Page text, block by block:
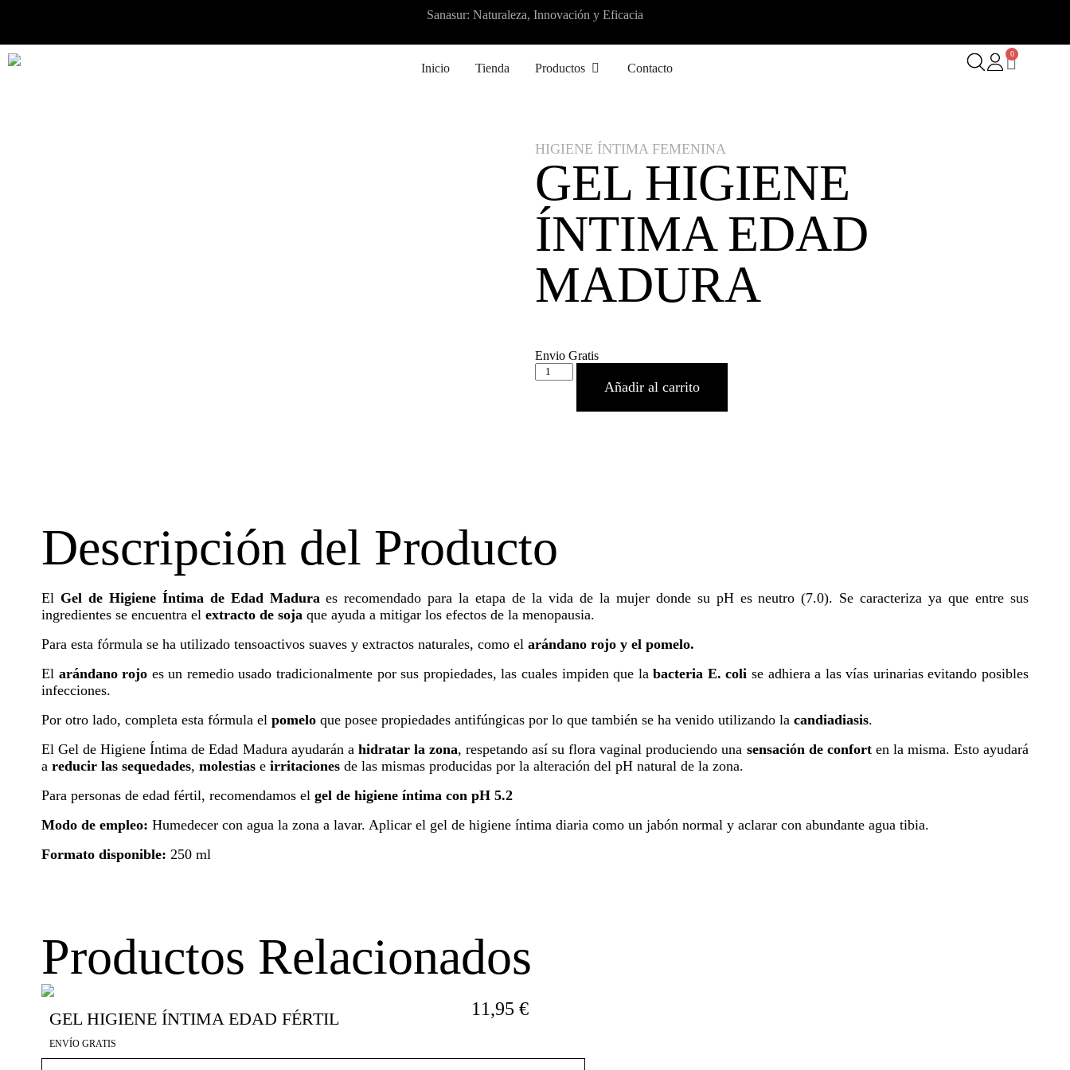
Sanasur: Naturaleza, Innovación y Eficacia
Inicio Tienda Productos Contacto
0
HIGIENE ÍNTIMA FEMENINA
GEL HIGIENE
ÍNTIMA EDAD
MADURA
Envio Gratis
Añadir al carrito
Descripción del Producto
El Gel de Higiene Íntima de Edad Maduraes recomendado para la etapa de la vida de la mujer donde su pH es neutro (7.0). Se caracteriza ya que entre sus
ingredientes se encuentra el extracto de soja que ayuda a mitigar los efectos de la menopausia.
Para esta fórmula se ha utilizado tensoactivos suaves y extractos naturales, como el arándano rojo y el pomelo.
El arándano rojo es un remedio usado tradicionalmente por sus propiedades, las cuales impiden que labacteria E. coli se adhiera a las vías urinarias evitando posibles
infecciones.
Por otro lado, completa esta fórmula el pomelo que posee propiedades antifúngicas por lo que también se ha venido utilizando la candiadiasis.
El Gel de Higiene Íntima de Edad Madura ayudarán a hidratar la zona, respetando así su flora vaginal produciendo una sensación de conforten la misma. Esto ayudará
a reducir las sequedades, molestias e irritaciones de las mismas producidas por la alteración del pH natural de la zona.
Para personas de edad fértil, recomendamos el gel de higiene íntima con pH 5.2
Modo de empleo: Humedecer con agua la zona a lavar. Aplicar el gel de higiene íntima diaria como un jabón normal y aclarar con abundante agua tibia.
Formato disponible: 250 ml
Productos Relacionados
GEL HIGIENE ÍNTIMA EDAD FÉRTIL
ENVÍO GRATIS
11,95€